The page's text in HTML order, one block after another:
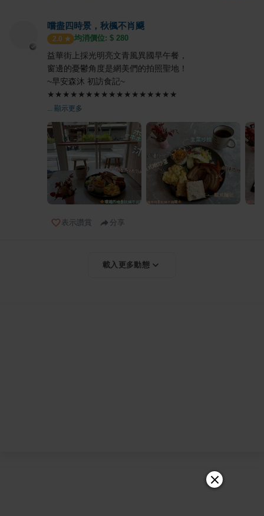
嚐盡四時景，秋楓不肖飋
2.0 均消價位: $ 280
益華街上採光明亮文青風異國早午餐，
窗邊的憂鬱角度是網美們的拍照聖地！
~早安森沐 初訪食記~
★★★★★★★★★★★★★★★★★
... 顯示更多
表示讚賞 分享
載入更多動態